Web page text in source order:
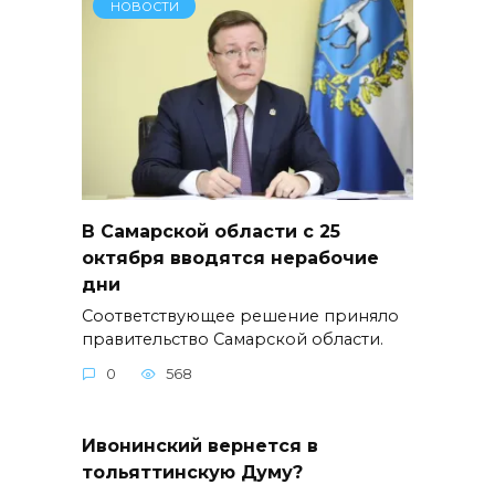
НОВОСТИ
В Самарской области с 25
октября вводятся нерабочие
дни
Соответствующее решение приняло
правительство Самарской области.
0 568
Ивонинский вернется в
тольяттинскую Думу?